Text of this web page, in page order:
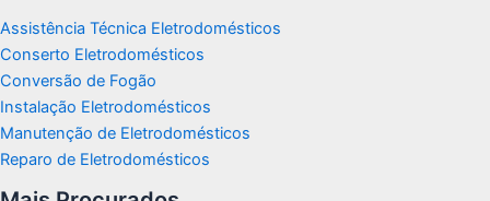
Assistência Técnica Eletrodomésticos
Conserto Eletrodomésticos
Conversão de Fogão
Instalação Eletrodomésticos
Manutenção de Eletrodomésticos
Reparo de Eletrodomésticos